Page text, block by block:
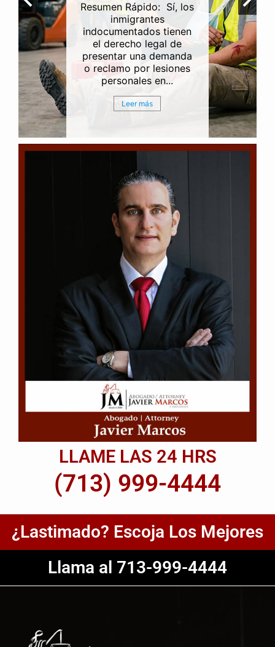
Perder a un ser querido
es una de las
experiencias más
difíciles, desgarradoras y
emocionalmente
agotadoras que puede
enfrentar una...
Leer más
LLAME LAS 24 HRS
(713) 999-4444
¿Lastimado? Escoja Los Mejores
Llama al 713-999-4444